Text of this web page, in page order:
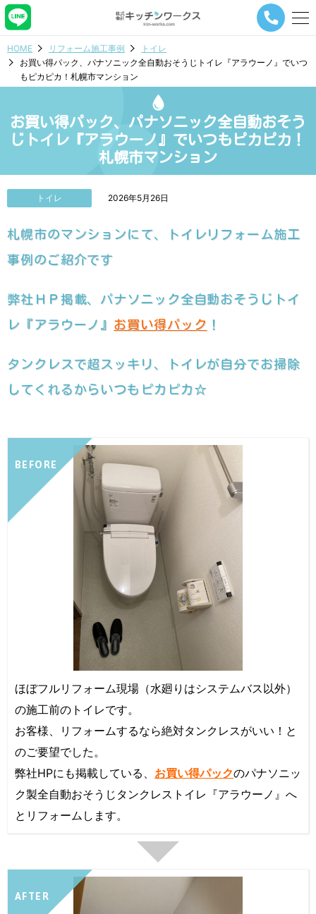
メ
ー
ビ
シ
ョ
タ
HOME リフォーム施工事例
トイレ
お買い得パック、パナソニック全自動おそうじトイレ『アラウーノ』でいつ
もピカピカ！札幌市マンション
お買い得パック、パナソニック全自動おそう
じトイレ『アラウーノ』でいつもピカピカ！
札幌市マンション
トイレ 2026年5月26日
札幌市のマンションにて、トイレリフォーム施工
事例のご紹介です
弊社ＨＰ掲載、パナソニック全自動おそうじトイ
レ『アラウーノ』 お買い得パック ！
タンクレスで超スッキリ、トイレが自分でお掃除
してくれるからいつもピカピカ☆
BEFORE
ほぼフルリフォーム現場（水廻りはシステムバス以外）
の施工前のトイレです。
お客様、リフォームするなら絶対タンクレスがいい！と
のご要望でした。
弊社HPにも掲載している、 お買い得パックのパナソニッ
ク製全自動おそうじタンクレストイレ『アラウーノ』へ
とリフォームします。
AFTER